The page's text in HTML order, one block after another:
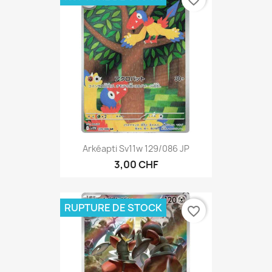
Arkéapti Sv11w 129/086 JP
3,00 CHF
RUPTURE DE STOCK favorite_border